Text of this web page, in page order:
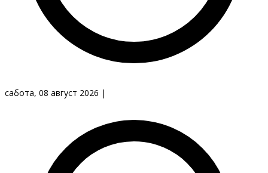
сабота, 08 август 2026 |